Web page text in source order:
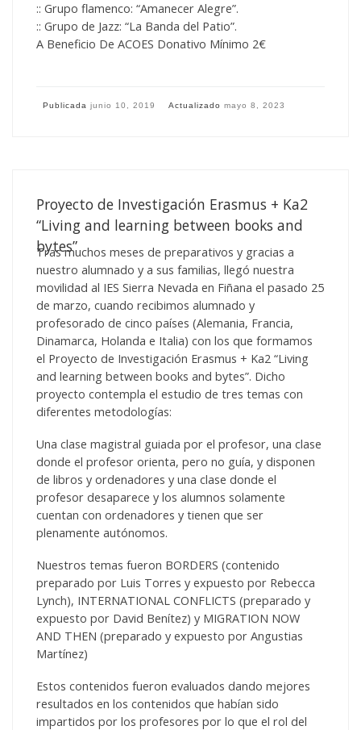
:: Grupo flamenco: “Amanecer Alegre”.
:: Grupo de Jazz: “La Banda del Patio”.
A Beneficio De ACOES Donativo Mínimo 2€
Publicadajunio 10, 2019 Actualizadomayo 8, 2023
Proyecto de Investigación Erasmus + Ka2
“Living and learning between books and
bytes”
Tras muchos meses de preparativos y gracias a
nuestro alumnado y a sus familias, llegó nuestra
movilidad al IES Sierra Nevada en Fiñana el pasado 25
de marzo, cuando recibimos alumnado y
profesorado de cinco países (Alemania, Francia,
Dinamarca, Holanda e Italia) con los que formamos
el Proyecto de Investigación Erasmus + Ka2 “Living
and learning between books and bytes”. Dicho
proyecto contempla el estudio de tres temas con
diferentes metodologías:
Una clase magistral guiada por el profesor, una clase
donde el profesor orienta, pero no guía, y disponen
de libros y ordenadores y una clase donde el
profesor desaparece y los alumnos solamente
cuentan con ordenadores y tienen que ser
plenamente autónomos.
Nuestros temas fueron BORDERS (contenido
preparado por Luis Torres y expuesto por Rebecca
Lynch), INTERNATIONAL CONFLICTS (preparado y
expuesto por David Benítez) y MIGRATION NOW
AND THEN (preparado y expuesto por Angustias
Martínez)
Estos contenidos fueron evaluados dando mejores
resultados en los contenidos que habían sido
impartidos por los profesores por lo que el rol del